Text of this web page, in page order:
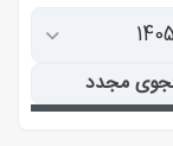
مجدد